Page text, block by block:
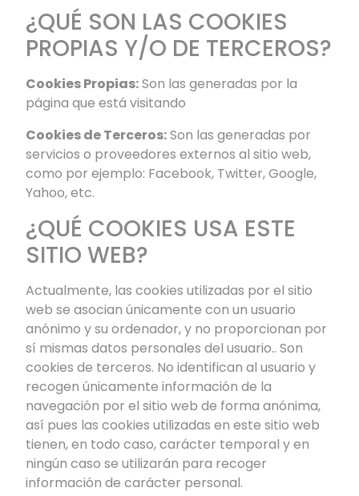
¿QUÉ SON LAS COOKIES
PROPIAS Y/O DE TERCEROS?
Cookies Propias:Son las generadas por la
página que está visitando
Cookies de Terceros:Son las generadas por
servicios o proveedores externos al sitio web,
como por ejemplo: Facebook, Twitter, Google,
Yahoo, etc.
¿QUÉ COOKIES USA ESTE
SITIO WEB?
Actualmente, las cookies utilizadas por el sitio
web se asocian únicamente con un usuario
anónimo y su ordenador, y no proporcionan por
sí mismas datos personales del usuario.. Son
cookies de terceros. No identifican al usuario y
recogen únicamente información de la
navegación por el sitio web de forma anónima,
así pues las cookies utilizadas en este sitio web
tienen, en todo caso, carácter temporal y en
ningún caso se utilizarán para recoger
información de carácter personal.